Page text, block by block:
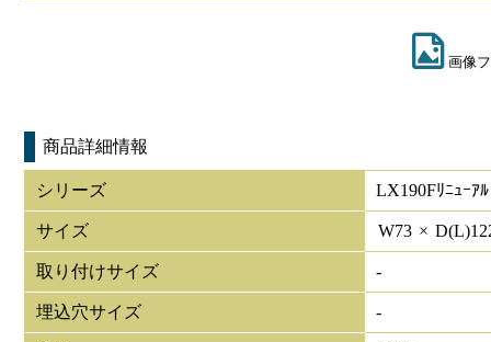
画像
商品詳細情報
シリーズ LX190Fﾘﾆｭｰｱﾙ
サイズ W73 × D(L)
取り付けサイズ -
埋込穴サイズ -